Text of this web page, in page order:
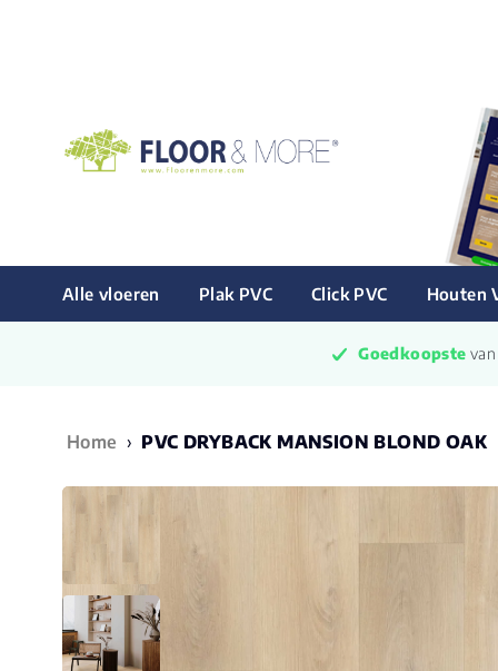
Alle vloeren Plak PVC Click PVC Houten
Goedkoopste
Home › PVC DRYBACK MANSION BLOND OAK